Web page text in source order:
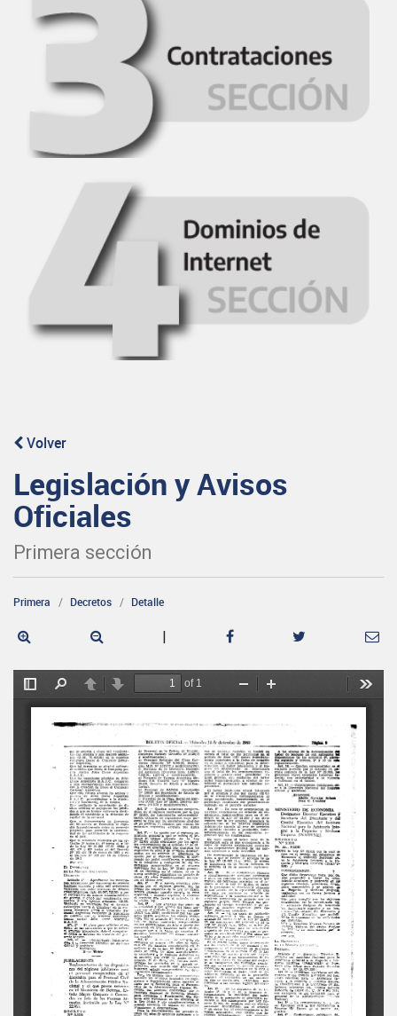
Volver
Legislación y Avisos
Oficiales
Primera sección
Primera Decretos Detalle
|